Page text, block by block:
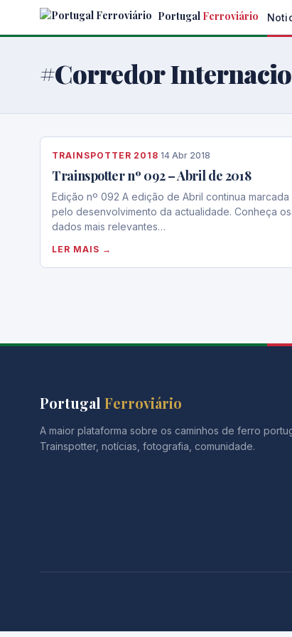
Portugal Ferroviário
#Corredor
TRAINSPOTTER 2018·14 Abr 2018
Trainspotter nº 092 – Abril de 2018
Edição nº 092 A edição de Abril continua marcada
pelo desenvolvimento da actualidade. Conheça os
dados mais relevantes…
LER MAIS →
Portugal Ferroviário
A maior plataforma sobre os caminhos de ferro
Trainspotter, notícias, fotografia, comunidade.